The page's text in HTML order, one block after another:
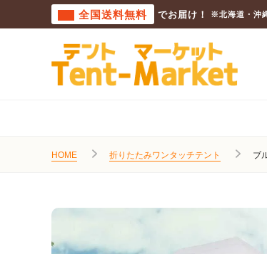
全国送料無料 でお届け！ ※北海道・沖
HOME 折りたたみワンタッチテント ブ